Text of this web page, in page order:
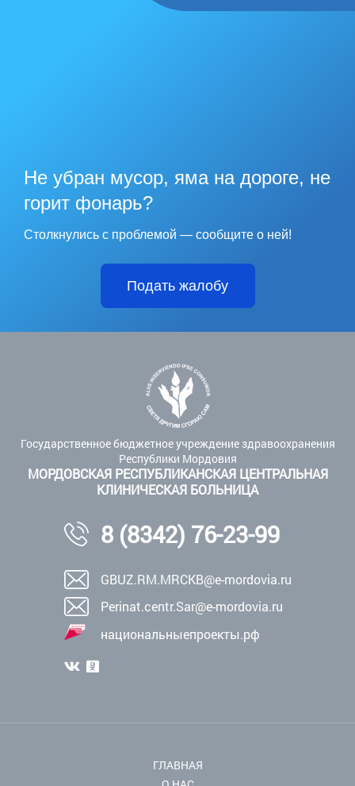
Не убран мусор, яма на дороге, не
горит фонарь?
Столкнулись с проблемой — сообщите о ней!
Подать жалобу
Государственное бюджетное учреждение здравоохранения
Республики Мордовия
МОРДОВСКАЯ РЕСПУБЛИКАНСКАЯ ЦЕНТРАЛЬНАЯ
КЛИНИЧЕСКАЯ БОЛЬНИЦА
8 (8342) 76-23-99
GBUZ.RM.MRCKB@e-mordovia.ru
Perinat.centr.Sar@e-mordovia.ru
национальныепроекты.рф
ГЛАВНАЯ